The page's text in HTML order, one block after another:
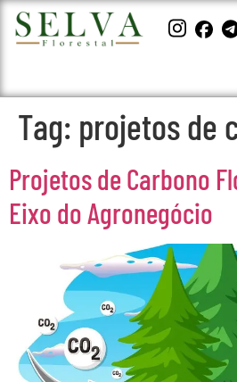
Tag: projetos de
Projetos de Carbono
Eixo do Agronegócio